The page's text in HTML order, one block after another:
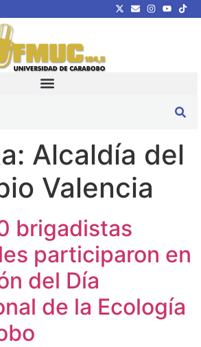
Alcaldía del
Valencia
brigadistas
participaron en
del Día
de la Ecología